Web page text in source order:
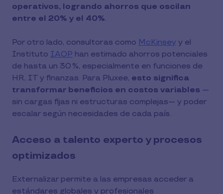
operativos, logrando ahorros que oscilan
entre el 20% y el 40%.
Por otro lado, consultoras como McKinsey y el
Instituto IAOP han estimado ahorros potenciales
de hasta un 30 %, especialmente en funciones de
HR, IT y finanzas. Para Pluxee, esto significa
transformar beneficios en costos variables —
sin cargas fijas ni estructuras complejas— y poder
escalar según necesidades de cada país.
Acceso a talento experto y procesos
optimizados
Externalizar permite a las empresas acceder a
estándares globales y profesionales